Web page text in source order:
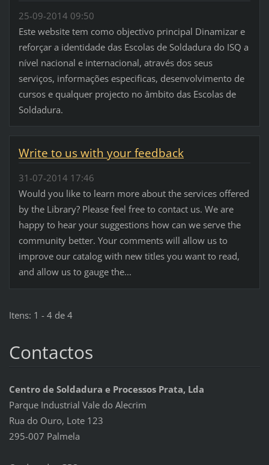
25-09-2014 09:50
Este website tem como objectivo principal Dinamizar e
reforçar a identidade das Escolas de Soldadura do ISQ a
nível nacional e internacional, através dos seus
serviços, informações especificas, desenvolvimento de
cursos e qualquer projecto no âmbito das Escolas de
Soldadura.
Write to us with your feedback
31-07-2014 17:46
Would you like to learn more about the services offered
by the Library? Please feel free to contact us. We are
happy to hear your suggestions how can we serve the
community better. Your comments will allow us to
improve our catalog with new titles you want to read,
and allow us to gauge the...
Itens: 1 - 4 de 4
Contactos
Centro de Soldadura e Processos Prata, Lda
Parque Industrial Vale do Alecrim
Rua do Ouro, Lote 123
295-007 Palmela